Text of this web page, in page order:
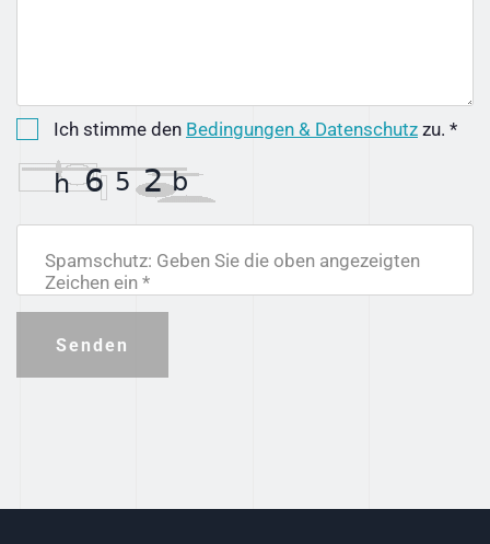
Ich stimme den Bedingungen & Datenschutz zu. *
Spamschutz: Geben Sie die oben angezeigten
Zeichen ein *
Senden